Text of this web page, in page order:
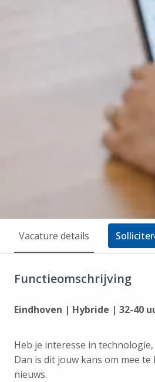
Vacature details
Functieomschrijving
Eindhoven | Hybride | 32-40
Heb je interesse in
Dan is dit jouw kans om mee
nieuws.